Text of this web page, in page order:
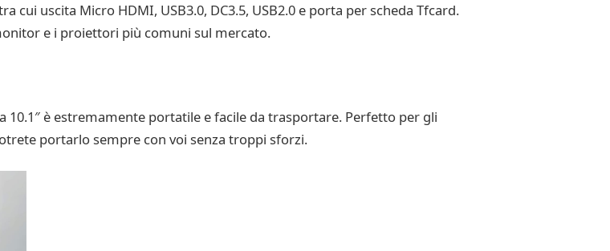
uscita Micro HDMI, USB3.0, DC3.5, USB2.0 e porta per scheda Tfcard.
e i proiettori più comuni sul mercato.
è estremamente portatile e facile da trasportare. Perfetto per gli
portarlo sempre con voi senza troppi sforzi.